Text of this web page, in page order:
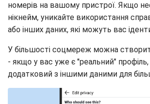
номерів на вашому пристрої. Якщо
нікнейм, уникайте використання
або інших даних, які можуть вас
У більшості соцмереж можна
- якщо у вас уже є "реальний" профіль,
додатковий з іншими даними для